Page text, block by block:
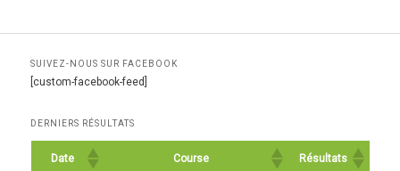
SUIVEZ-NOUS SUR FACEBOOK
[custom-facebook-feed]
DERNIERS RÉSULTATS
Date Course Résultats